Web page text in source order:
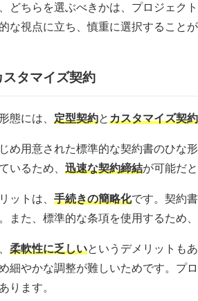
どちらを選ぶべきかは、プロジェク
な視点に立ち、慎重に選択すること
タマイズ契約
態には、 定型契約とカスタマイズ契約
め用意された標準的な契約書のひな
いるため、 迅速な契約締結が可能だ
ットは、 手続きの簡略化です。契約
また、標準的な条項を使用するため、
柔軟性に乏しいというデメリットも
細やかな調整が難しいためです。プ
ります。